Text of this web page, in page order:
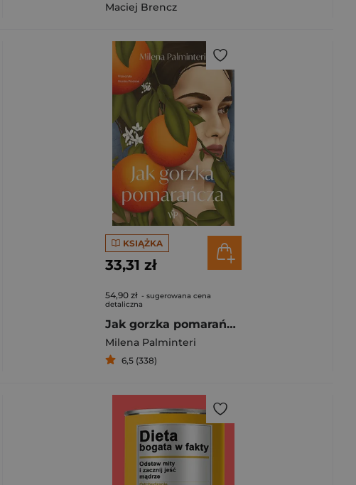
Maciej Brencz
KSIĄŻKA
33,31 zł
54,90 zł - sugerowana cena
detaliczna
Jak gorzka pomarańcza
Milena Palminteri
6,5 (338)